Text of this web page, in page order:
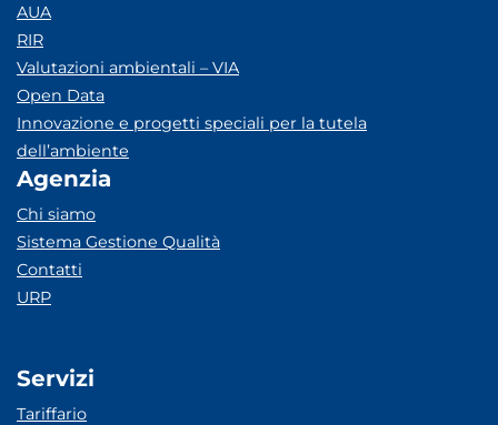
AUA
RIR
Valutazioni ambientali – VIA
Open Data
Innovazione e progetti speciali per la tutela
dell’ambiente
Agenzia
Chi siamo
Sistema Gestione Qualità
Contatti
URP
Servizi
Tariffario